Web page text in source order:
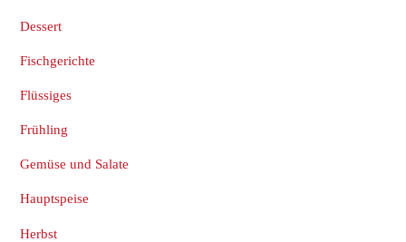
Dessert
Fischgerichte
Flüssiges
Frühling
Gemüse und Salate
Hauptspeise
Herbst